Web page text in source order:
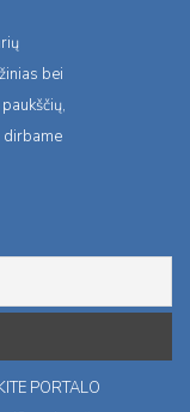
bei
dirbame
PORTALO